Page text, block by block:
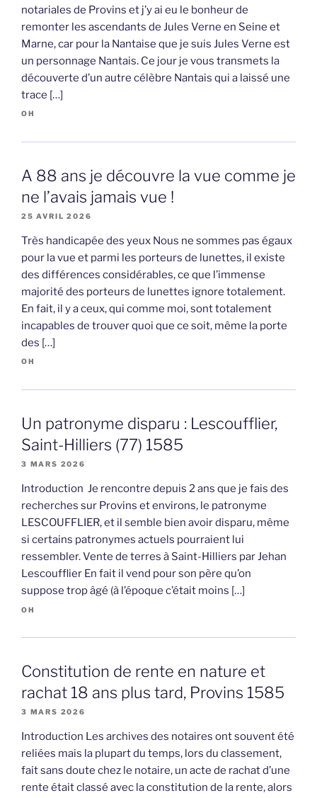
notariales de Provins et j’y ai eu le bonheur de
remonter les ascendants de Jules Verne en Seine et
Marne, car pour la Nantaise que je suis Jules Verne est
un personnage Nantais. Ce jour je vous transmets la
découverte d’un autre célèbre Nantais qui a laissé une
trace […]
OH
A 88 ans je découvre la vue comme je
ne l’avais jamais vue !
25 AVRIL 2026
Très handicapée des yeux Nous ne sommes pas égaux
pour la vue et parmi les porteurs de lunettes, il existe
des différences considérables, ce que l’immense
majorité des porteurs de lunettes ignore totalement.
En fait, il y a ceux, qui comme moi, sont totalement
incapables de trouver quoi que ce soit, même la porte
des […]
OH
Un patronyme disparu : Lescoufflier,
Saint-Hilliers (77) 1585
3 MARS 2026
Introduction Je rencontre depuis 2 ans que je fais des
recherches sur Provins et environs, le patronyme
LESCOUFFLIER, et il semble bien avoir disparu, même
si certains patronymes actuels pourraient lui
ressembler. Vente de terres à Saint-Hilliers par Jehan
Lescoufflier En fait il vend pour son père qu’on
suppose trop âgé (à l’époque c’était moins […]
OH
Constitution de rente en nature et
rachat 18 ans plus tard, Provins 1585
3 MARS 2026
Introduction Les archives des notaires ont souvent été
reliées mais la plupart du temps, lors du classement,
fait sans doute chez le notaire, un acte de rachat d’une
rente était classé avec la constitution de la rente, alors